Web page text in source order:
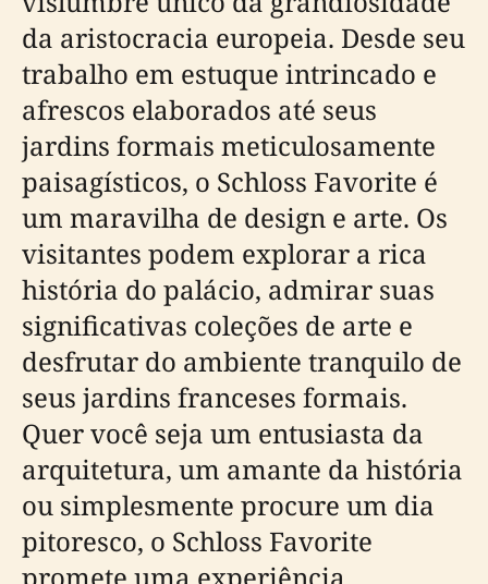
da aristocracia europeia. Desde seu
trabalho em estuque intrincado e
afrescos elaborados até seus
jardins formais meticulosamente
paisagísticos, o Schloss Favorite é
um maravilha de design e arte. Os
visitantes podem explorar a rica
história do palácio, admirar suas
significativas coleções de arte e
desfrutar do ambiente tranquilo de
seus jardins franceses formais.
Quer você seja um entusiasta da
arquitetura, um amante da história
ou simplesmente procure um dia
pitoresco, o Schloss Favorite